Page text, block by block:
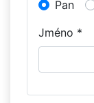
Pan
Jméno *